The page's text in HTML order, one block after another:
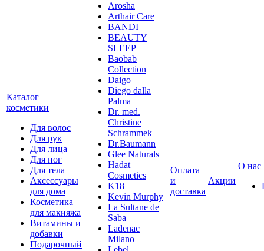
Каталог
косметики
Для волос
Для рук
Для лица
Для ног
Для тела
Аксессуары
для дома
Косметика
для макияжа
Витамины и
добавки
Подарочный
Arosha
Arthair Care
BANDI
BEAUTY
SLEEP
Baobab
Collection
Daigo
Diego dalla
Palma
Dr. med.
Christine
Schrammek
Dr.Baumann
Glee Naturals
Hadat
Cosmetics
K18
Kevin Murphy
La Sultane de
Saba
Ladenac
Milano
Оплата
и
доставка
Акции
О нас